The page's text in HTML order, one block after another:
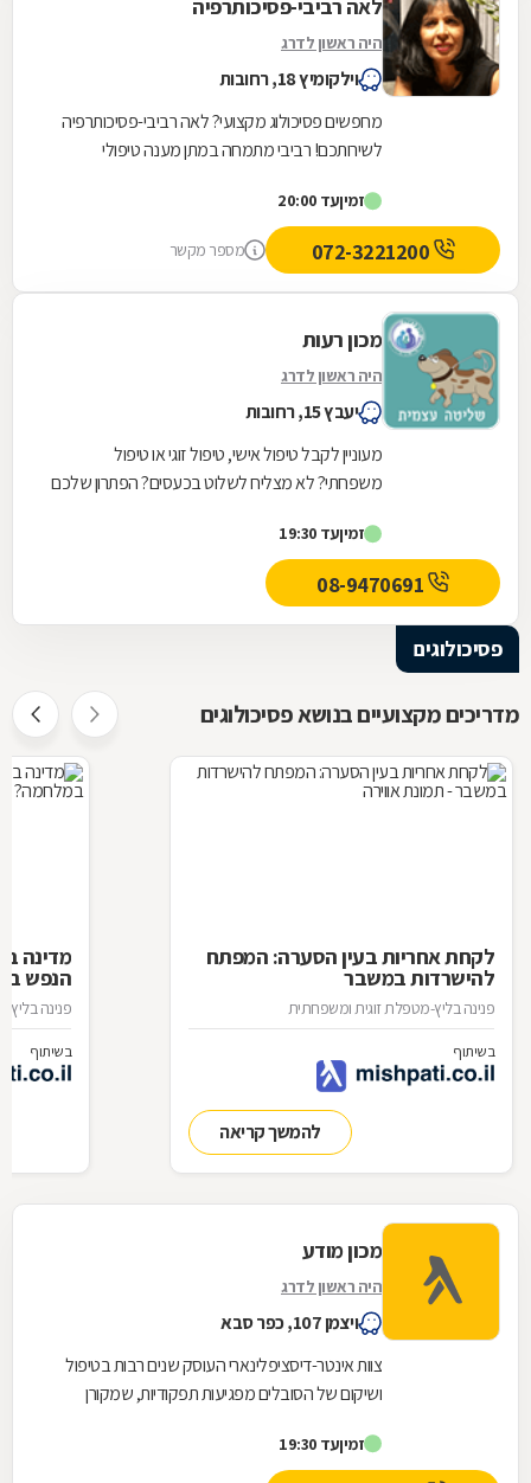
לאה רביבי-פסיכותרפיה
היה ראשון לדרג
וילקומיץ 18, רחובות
מחפשים פסיכולוג מקצועי? לאה רביבי-פסיכותרפיה
לשירותכם! רביבי מתמחה במתן מענה טיפולי
ועשיר...
זמיןעד 20:00
מספר מקשר
מכון רעות
היה ראשון לדרג
יעבץ 15, רחובות
מעוניין לקבל טיפול אישי, טיפול זוגי או טיפול
משפחתי? לא מצליח לשלוט בכעסים? הפתרון שלכם
זמיןעד 19:30
פסיכולוגים
מדריכים מקצועיים בנושא פסיכולוגים
לקחתאחריותבעיןהסערה: המפתח
להישרדותבמשבר
פנינה בליץ-מטפלת זוגית ומשפחתית
בשיתוף
להמשך קריאה
מדינה
הנפש
פנינה
בשיתוף
מכון מודע
היה ראשון לדרג
ויצמן 107, כפר סבא
צוות אינטר-דיסציפלינארי העוסק שנים רבות בטיפול
ושיקום של הסובלים מפגיעות תפקודיות, שמקורן
זמיןעד 19:30